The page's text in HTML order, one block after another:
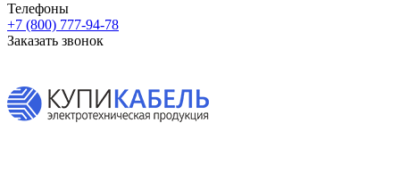
Телефоны
+7 (800) 777-94-78
Заказать звонок